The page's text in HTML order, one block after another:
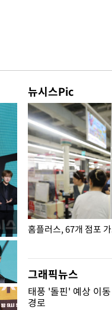
뉴시스Pic
성 홈플러스, 67개 점포
그래픽뉴스
태풍 '돌핀' 예상 이동
경로